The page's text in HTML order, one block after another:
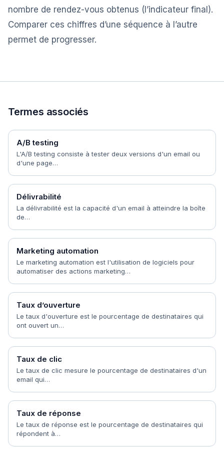
nombre de rendez-vous obtenus (l’indicateur final).
Comparer ces chiffres d’une séquence à l’autre
permet de progresser.
Termes associés
A/B testing
L'A/B testing consiste à tester deux versions d'un email ou
d'une page…
Délivrabilité
La délivrabilité est la capacité d'un email à atteindre la boîte
de…
Marketing automation
Le marketing automation est l'utilisation de logiciels pour
automatiser des actions marketing…
Taux d’ouverture
Le taux d'ouverture est le pourcentage de destinataires qui
ont ouvert un…
Taux de clic
Le taux de clic mesure le pourcentage de destinataires d'un
email qui…
Taux de réponse
Le taux de réponse est le pourcentage de destinataires qui
répondent à…